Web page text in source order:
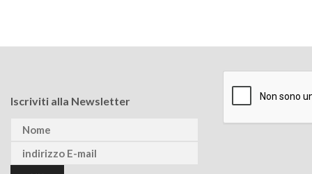
Iscriviti alla Newsletter